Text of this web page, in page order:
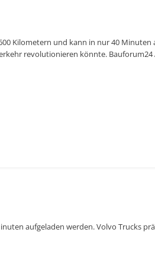
Kilometern und kann in nur 40 Minuten
revolutionieren könnte. Bauforum24
aufgeladen werden. Volvo Trucks